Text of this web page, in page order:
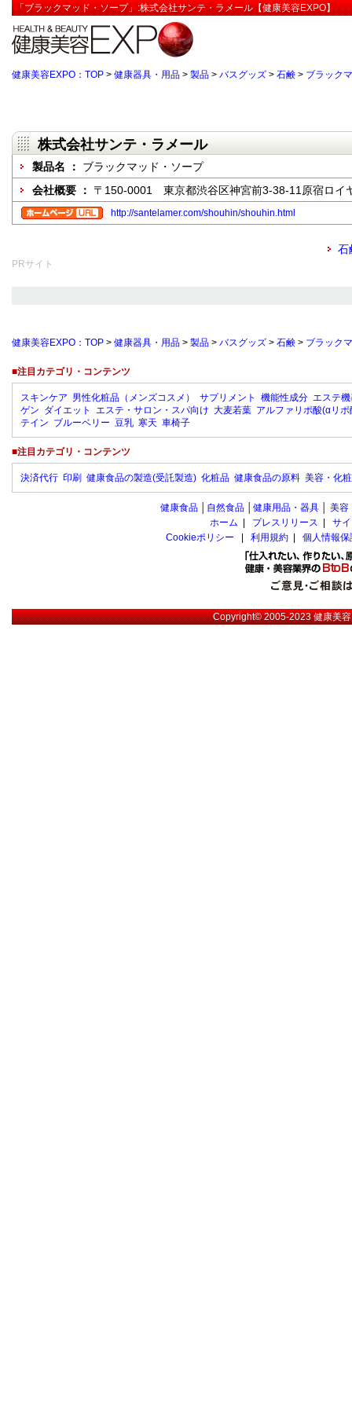
「ブラックマッド・ソープ」:株式会社サンテ・ラメール【健康美容EXPO】
健康美容EXPO：TOP > 健康器具・用品 > 製品 > バスグッズ > 石鹸 > ブラック
株式会社サンテ・ラメール
製品名 ： ブラックマッド・ソープ
会社概要 ： 〒150-0001 東京都渋谷区神宮前3-38-11原宿ロイ
http://santelamer.com/shouhin/shouhin.html
石
PRサイト
健康美容EXPO：TOP > 健康器具・用品 > 製品 > バスグッズ > 石鹸 > ブラック
■注目カテゴリ・コンテンツ
スキンケア 男性化粧品（メンズコスメ） サプリメント 機能性成分 エステ
ゲン ダイエット エステ・サロン・スパ向け 大麦若葉 アルファリポ酸(αリポ
テイン ブルーベリー 豆乳 寒天 車椅子
■注目カテゴリ・コンテンツ
決済代行 印刷 健康食品の製造(受託製造) 化粧品 健康食品の原料 美容・化
健康食品 自然食品 健康用品・器具 美容
ホーム
プレスリリース
サ
Cookieポリシー
利用規約 個人情報
Copyright© 2005-2023健康美